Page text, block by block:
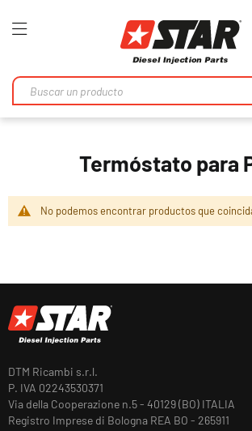
Toggle
Termóstato para
No podemos encontrar productos que
DTM Ricambi s.r.l.
P. IVA 02243530371
Via della Cooperazione n.5 - 40129 (BO) ITALIA
Registro Imprese di Bologna REA BO - 265911